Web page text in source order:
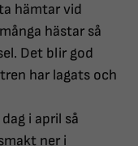
hämtar vid
hästar så
Det blir god
har lagats och
i april så
ner i